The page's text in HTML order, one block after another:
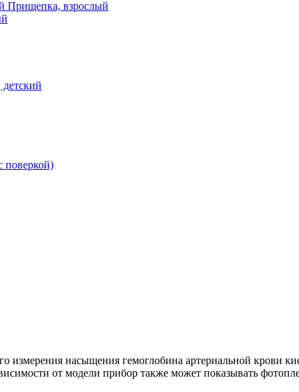
насыщения гемоглобина артериальной крови
от модели прибор также может показывать